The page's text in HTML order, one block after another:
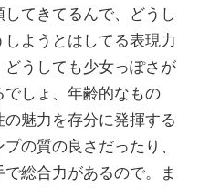
てきてるんで、どうし
ようとはしてる表現力
うしても少女っぽさが
しょ、年齢的なもの
魅力を存分に発揮する
の質の良さだったり、
総合力があるので。ま